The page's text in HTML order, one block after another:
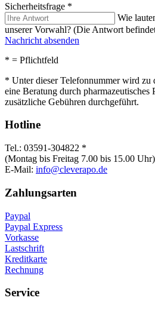
Sicherheitsfrage *
Wie
unserer Vorwahl? (Die Antwort
Nachricht absenden
* = Pflichtfeld
* Unter dieser Telefonnummer wird zu
eine Beratung durch pharmazeutisches
zusätzliche Gebühren durchgeführt.
Hotline
Tel.: 03591-304822 *
(Montag bis Freitag 7.00 bis 15.00 Uhr)
E-Mail: info@cleverapo.de
Zahlungsarten
Paypal
Paypal Express
Vorkasse
Lastschrift
Kreditkarte
Rechnung
Service